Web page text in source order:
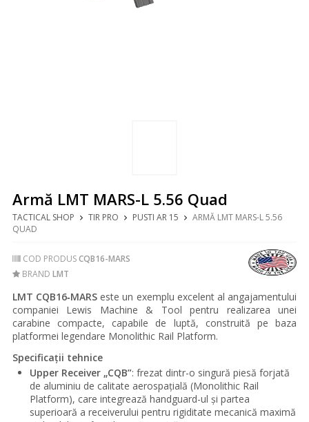
Armă LMT MARS-L 5.56 Quad
TACTICAL SHOP TIR PRO PUSTI AR 15
ARMĂ LMT MARS-L 5.56
QUAD
COD PRODUSCQB16-MARS
BRAND LMT
LMT CQB16‑MARS este un exemplu excelent al angajamentului
companiei Lewis Machine & Tool pentru realizarea unei
carabine compacte, capabile de luptă, construită pe baza
platformei legendare Monolithic Rail Platform.
Specificații tehnice
Upper Receiver „CQB”: frezat dintr-o singură piesă forjată
de aluminiu de calitate aerospațială (Monolithic Rail
Platform), care integrează handguard-ul și partea
superioară a receiverului pentru rigiditate mecanică maximă